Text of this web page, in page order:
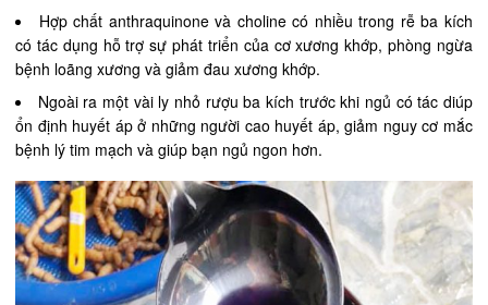
Hợp chất anthraquinone và choline có nhiều trong rễ ba kích
có tác dụng hỗ trợ sự phát triển của cơ xương khớp, phòng ngừa
bệnh loãng xương và giảm đau xương khớp.
Ngoài ra một vài ly nhỏ rượu ba kích trước khi ngủ có tác diúp
ổn định huyết áp ở những người cao huyết áp, giảm nguy cơ mắc
bệnh lý tim mạch và giúp bạn ngủ ngon hơn.